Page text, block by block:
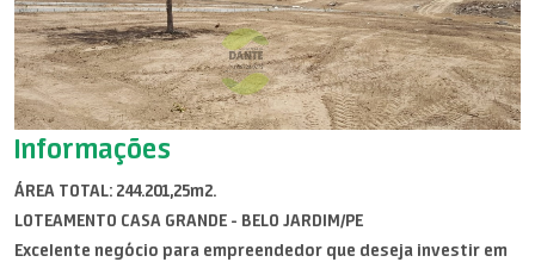
Informações
ÁREA TOTAL: 244.201,25m2.
LOTEAMENTO CASA GRANDE - BELO JARDIM/PE
Excelente negócio para empreendedor que deseja investir em